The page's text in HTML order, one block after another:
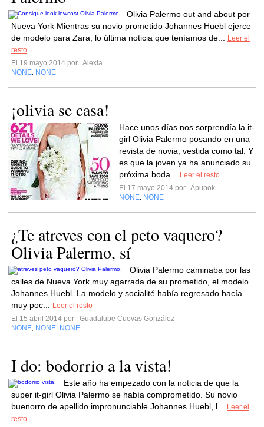
Olivia Palermo out and about por
Nueva York Mientras su novio prometido Johannes Huebl ejerce
de modelo para Zara, lo última noticia que teníamos de...
Leer el
resto
El 19 mayo 2014 por Alexia
NONE NONE
¡olivia se casa!
Hace unos días nos sorprendía la it-
girl Olivia Palermo posando en una
revista de novia, vestida como tal. Y
es que la joven ya ha anunciado su
próxima boda...
Leer el resto
El 17 mayo 2014 por Apupok
NONE NONE
¿Te atreves con el peto vaquero?
Olivia Palermo, sí
Olivia Palermo caminaba por las
calles de Nueva York muy agarrada de su prometido, el modelo
Johannes Huebl. La modelo y socialité había regresado hacía
muy poc...
Leer el resto
El 15 abril 2014 por
Guadalupe Cuevas González
NONE NONE NONE
I do: bodorrio a la vista!
Este año ha empezado con la noticia de que la
super it-girl Olivia Palermo se había comprometido. Su novio
buenorro de apellido impronunciable Johannes Huebl, l...
Leer el
resto